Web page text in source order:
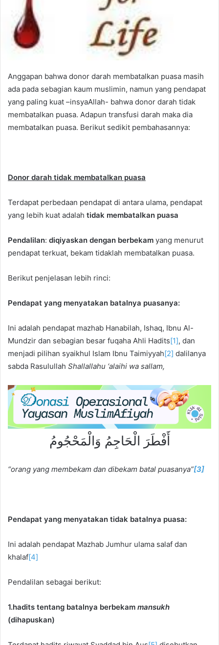
Anggapan bahwa donor darah membatalkan puasa masih
ada pada sebagian kaum muslimin, namun yang pendapat
yang paling kuat –insyaAllah- bahwa donor darah tidak
membatalkan puasa. Adapun transfusi darah maka dia
membatalkan puasa. Berikut sedikit pembahasannya:
Donor darah tidak membatalkan puasa
Terdapat perbedaan pendapat di antara ulama, pendapat
yang lebih kuat adalah tidak membatalkan puasa
Pendalilan: diqiyaskan dengan berbekam yang menurut
pendapat terkuat, bekam tidaklah membatalkan puasa.
Berikut penjelasan lebih rinci:
Pendapat yang menyatakan batalnya puasanya:
Ini adalah pendapat mazhab Hanabilah, Ishaq, Ibnu Al-
Mundzir dan sebagian besar fuqaha Ahli Hadits[1], dan
menjadi pilihan syaikhul Islam Ibnu Taimiyyah[2] dalilanya
sabda Rasulullah Shallallahu ‘alaihi wa sallam,
أَفْطَرَ الْحَاجِمُ وَالْمَحْجُومُ
“orang yang membekam dan dibekam batal puasanya”[3]
Pendapat yang menyatakan tidak batalnya puasa:
Ini adalah pendapat Mazhab Jumhur ulama salaf dan
khalaf[4]
Pendalilan sebagai berikut:
1.hadits tentang batalnya berbekam mansukh
(dihapuskan)